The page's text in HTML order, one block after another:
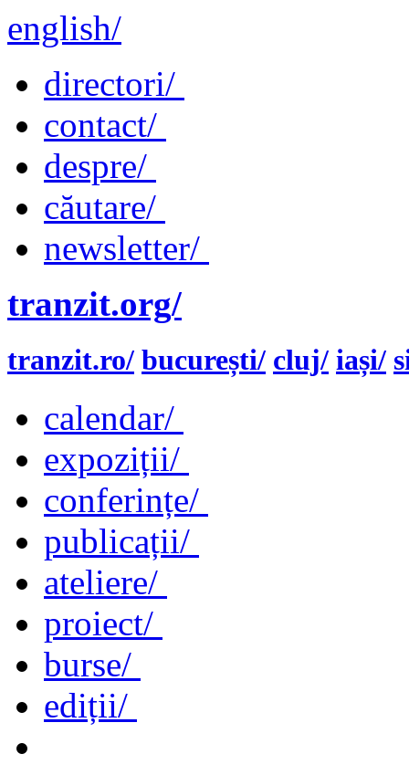
english/
directori/
contact/
despre/
căutare/
newsletter/
tranzit.org/
tranzit.ro/ bucurești/ cluj/ iași/
calendar/
expoziții/
conferințe/
publicații/
ateliere/
proiect/
burse/
ediții/